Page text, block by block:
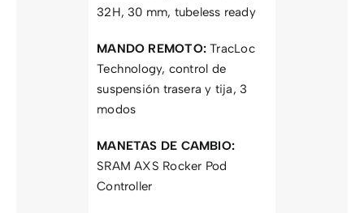
32H, 30 mm, tubeless ready
MANDO REMOTO: TracLoc
Technology, control de
suspensión trasera y tija, 3
modos
MANETAS DE CAMBIO:
SRAM AXS Rocker Pod
Controller